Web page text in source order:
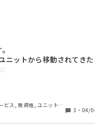
策の件(入浴介助、排泄介
で彼との勤務は続きます。
てないでする事あるや
に工夫したり、朝食の後入
辛いかも知れません。入浴
言っても本音は、男性でも女
ろ、無いわぁ"と思ってい
、ストレスですから、見て
て行くのは、後から入職
員さんのやり方を覚えて、そ
してみる事が先決になりそう
ニットから移動されてきた
。
て休んでいます。
ビス, 無資格, ユニット型
3 ・ 04/